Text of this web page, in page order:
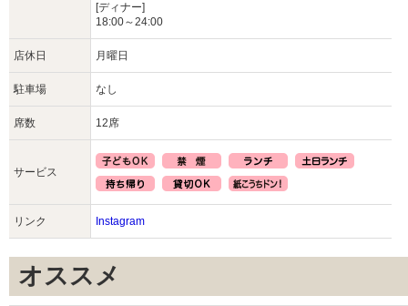
[ディナー]
18:00～24:00
店休日 月曜日
駐車場 なし
席数 12席
サービス
リンク Instagram
オススメ